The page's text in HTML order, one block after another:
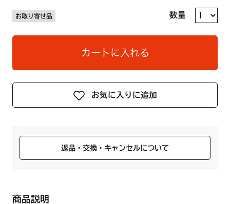
お取り寄せ品 数量
カートに入れる
お気に入りに追加
返品・交換・キャンセルについて
商品説明